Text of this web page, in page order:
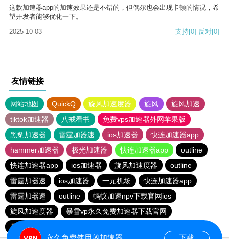
这款加速器app的加速效果还是不错的，但偶尔也会出现卡顿的情况，希
望开发者能够优化一下。
2025-10-03
支持[0] 反对[0]
友情链接
网站地图 QuickQ 旋风加速度器 旋风
旋风加速
tiktok加速器
八戒看书
免费vps加速器外网苹果版
黑豹加速器
雷霆加器速 ios加速器
快连加速器app
hammer加速器
极光加速器 快连加速器app
outline
快连加速器app
ios加速器 旋风加速度器
outline
雷霆加器速
ios加速器 一元机场
快连加速器app
雷霆加器速
outline
蚂蚁加速npv下载官网ios
旋风加速度器
暴雪vp永久免费加速器下载官网
暴雪vp永久免费加速器下载官网